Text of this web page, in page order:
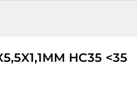
HC35 <35